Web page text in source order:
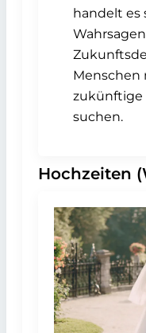
handelt es
Menschen
zukünftige
suchen.
Hochzeiten